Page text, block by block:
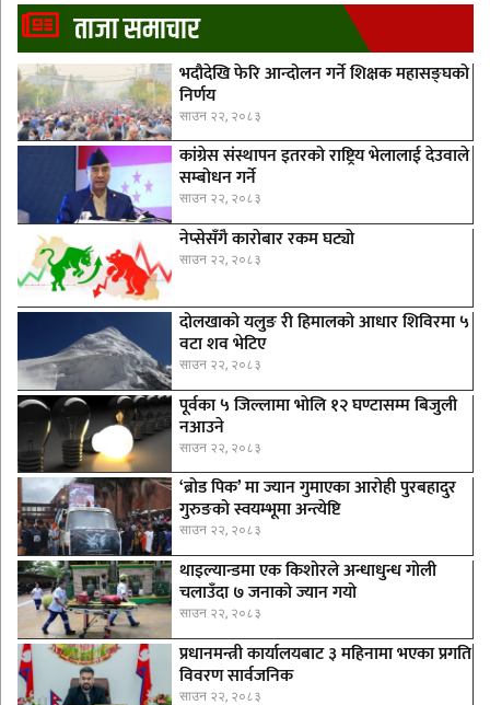
ताजा समाचार
भदौदेखि फेरि आन्दोलन गर्ने शिक्षक महासङ्घको
निर्णय
साउन २२, २०८३
कांग्रेस संस्थापन इतरको राष्ट्रिय भेलालाई देउवाले
सम्बोधन गर्ने
साउन २२, २०८३
नेप्सेसँगै काराेबार रकम घट्याे
साउन २२, २०८३
दोलखाको यलुङ री हिमालको आधार शिविरमा ५
वटा शव भेटिए
साउन २२, २०८३
पूर्वका ५ जिल्लामा भाेलि १२ घण्टासम्म बिजुली
नआउने
साउन २२, २०८३
‘ब्रोड पिक’ मा ज्यान गुमाएका आराेही पुरबहादुर
गुरुङको स्वयम्भूमा अन्त्येष्टि
साउन २२, २०८३
थाइल्यान्डमा एक किशोरले अन्धाधुन्ध गोली
चलाउँदा ७ जनाको ज्यान गयो
साउन २२, २०८३
प्रधानमन्त्री कार्यालयबाट ३ महिनामा भएका प्रगति
विवरण सार्वजनिक
साउन २२, २०८३